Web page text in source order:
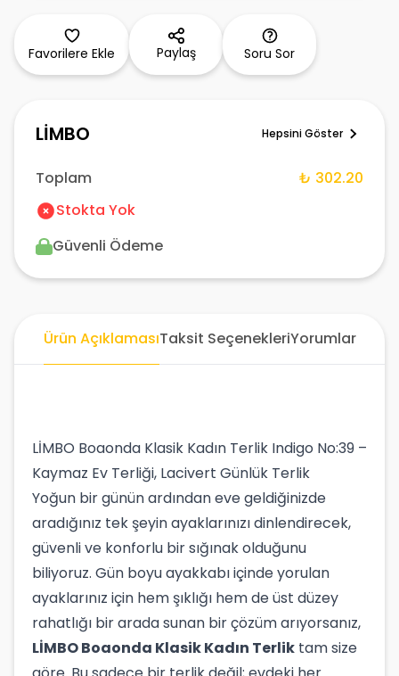
Favorilere Ekle Paylaş Soru Sor
LİMBO Hepsini Göster
Toplam
₺ 302.20
Stokta Yok
Güvenli Ödeme
Ürün AçıklamasıTaksit SeçenekleriYorumlar
LİMBO Boaonda Klasik Kadın Terlik Indigo No:39 –
Kaymaz Ev Terliği, Lacivert Günlük Terlik
Yoğun bir günün ardından eve geldiğinizde
aradığınız tek şeyin ayaklarınızı dinlendirecek,
güvenli ve konforlu bir sığınak olduğunu
biliyoruz. Gün boyu ayakkabı içinde yorulan
ayaklarınız için hem şıklığı hem de üst düzey
rahatlığı bir arada sunan bir çözüm arıyorsanız,
LİMBO Boaonda Klasik Kadın Terlik tam size